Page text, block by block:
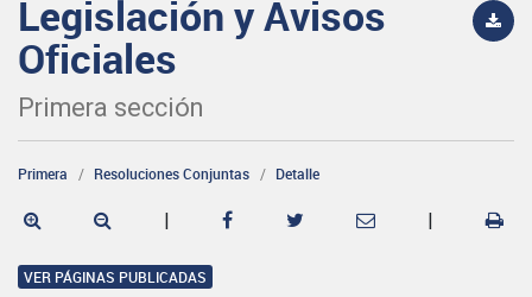
Legislación y Avisos
Oficiales
Primera sección
Primera Resoluciones Conjuntas Detalle
| |
VER PÁGINAS PUBLICADAS